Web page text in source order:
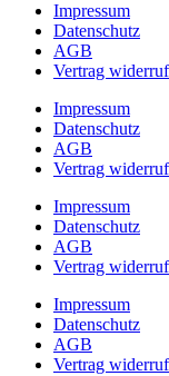
Impressum
Datenschutz
AGB
Vertrag
Impressum
Datenschutz
AGB
Vertrag
Impressum
Datenschutz
AGB
Vertrag
Impressum
Datenschutz
AGB
Vertrag